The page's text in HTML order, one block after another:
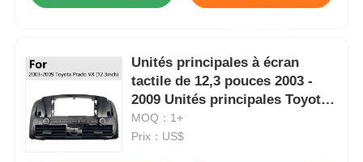
Unités principales à écran
tactile de 12,3 pouces 2003 -
2009 Unités principales Toyota
pour Prado VX
MOQ：1+
Prix：US$